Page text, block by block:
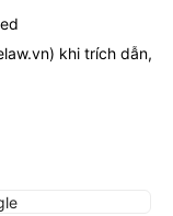
) khi trích dẫn,